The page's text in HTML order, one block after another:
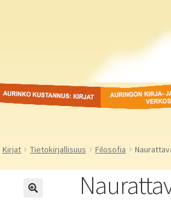
Aurinko Kustannus: kirjat Auringon kirja-
paperipuodit
Kirjat Tietokirjallisuus Filosofia